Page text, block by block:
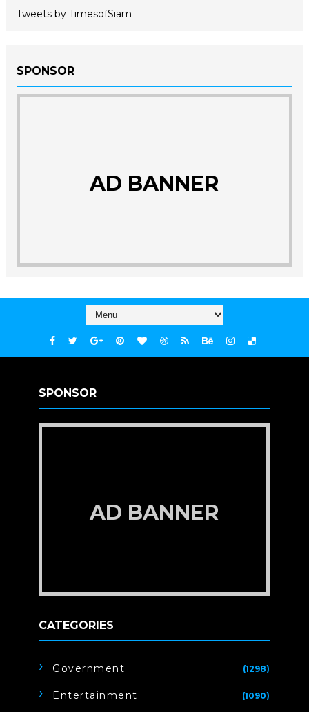
Tweets by TimesofSiam
SPONSOR
AD BANNER
SPONSOR
AD BANNER
CATEGORIES
Government (1298)
Entertainment (1090)